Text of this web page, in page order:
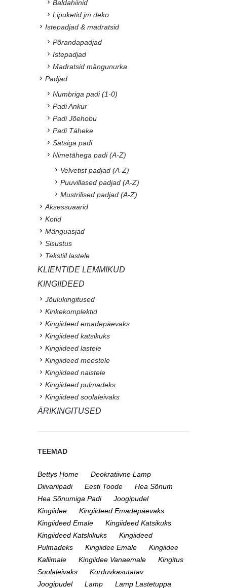
Baldahiinid
Lipuketid jm deko
Istepadjad & madratsid
Põrandapadjad
Istepadjad
Madratsid mängunurka
Padjad
Numbriga padi (1-0)
Padi Ankur
Padi Jõehobu
Padi Täheke
Satsiga padi
Nimetähega padi (A-Z)
Velvetist padjad (A-Z)
Puuvillased padjad (A-Z)
Mustrilised padjad (A-Z)
Aksessuaarid
Kotid
Mänguasjad
Sisustus
Tekstiil lastele
KLIENTIDE LEMMIKUD
KINGIIDEED
Jõulukingitused
Kinkekomplektid
Kingiideed emadepäevaks
Kingiideed katsikuks
Kingiideed lastele
Kingiideed meestele
Kingiideed naistele
Kingiideed pulmadeks
Kingiideed soolaleivaks
ÄRIKINGITUSED
TEEMAD
Bettys Home
Deokratiivne Lamp
Diivanipadi
Eesti Toode
Hea Sõnum
Hea Sõnumiga Padi
Joogipudel
Kingiidee
Kingiideed Emadepäevaks
Kingiideed Emale
Kingiideed Katsikuks
Kingiideed Katskikuks
Kingiideed
Pulmadeks
Kingiidee Emale
Kingiidee
Kallimale
Kingiidee Vanaemale
Kingitus
Soolaleivaks
Korduvkasutatav
Joogipudel
Lamp
Lamp Lastetuppa